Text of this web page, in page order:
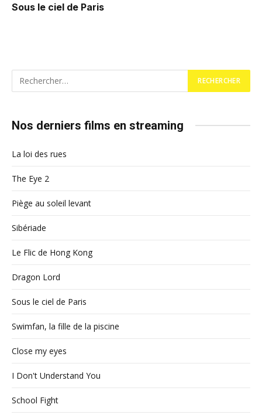
Sous le ciel de Paris
Nos derniers films en streaming
La loi des rues
The Eye 2
Piège au soleil levant
Sibériade
Le Flic de Hong Kong
Dragon Lord
Sous le ciel de Paris
Swimfan, la fille de la piscine
Close my eyes
I Don't Understand You
School Fight